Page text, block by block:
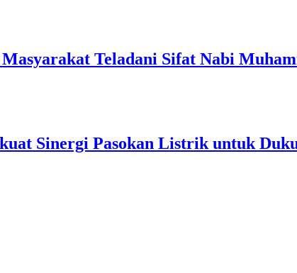
Teladani Sifat Nabi
Sinergi Pasokan Listrik untuk